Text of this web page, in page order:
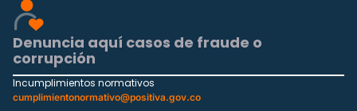
Denuncia aquí casos de fraude o
corrupción
Incumplimientos normativos
cumplimientonormativo@positiva.gov.co